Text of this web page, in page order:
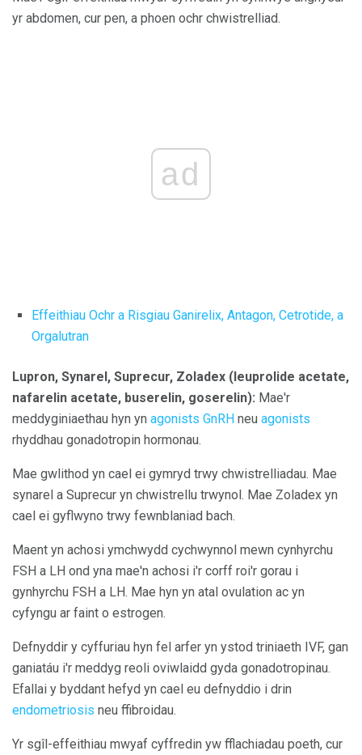
yr abdomen, cur pen, a phoen ochr chwistrelliad.
ad
Effeithiau Ochr a Risgiau Ganirelix, Antagon, Cetrotide, a
Orgalutran
Lupron, Synarel, Suprecur, Zoladex (leuprolide acetate,
nafarelin acetate, buserelin, goserelin): Mae'r
meddyginiaethau hyn yn agonists GnRH neu agonists
rhyddhau gonadotropin hormonau.
Mae gwlithod yn cael ei gymryd trwy chwistrelliadau. Mae
synarel a Suprecur yn chwistrellu trwynol. Mae Zoladex yn
cael ei gyflwyno trwy fewnblaniad bach.
Maent yn achosi ymchwydd cychwynnol mewn cynhyrchu
FSH a LH ond yna mae'n achosi i'r corff roi'r gorau i
gynhyrchu FSH a LH. Mae hyn yn atal ovulation ac yn
cyfyngu ar faint o estrogen.
Defnyddir y cyffuriau hyn fel arfer yn ystod triniaeth IVF, gan
ganiatáu i'r meddyg reoli oviwlaidd gyda gonadotropinau.
Efallai y byddant hefyd yn cael eu defnyddio i drin
endometriosis neu ffibroidau.
Yr sgîl-effeithiau mwyaf cyffredin yw fflachiadau poeth, cur